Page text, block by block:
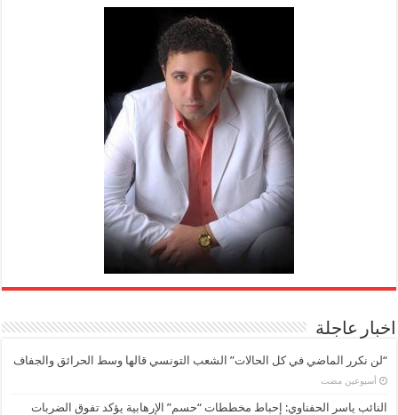
اخبار عاجلة
“لن نكرر الماضي في كل الحالات” الشعب التونسي قالها وسط الحرائق والجفاف
‏أسبوعين مضت
النائب ياسر الحفناوي: إحباط مخططات “حسم” الإرهابية يؤكد تفوق الضربات